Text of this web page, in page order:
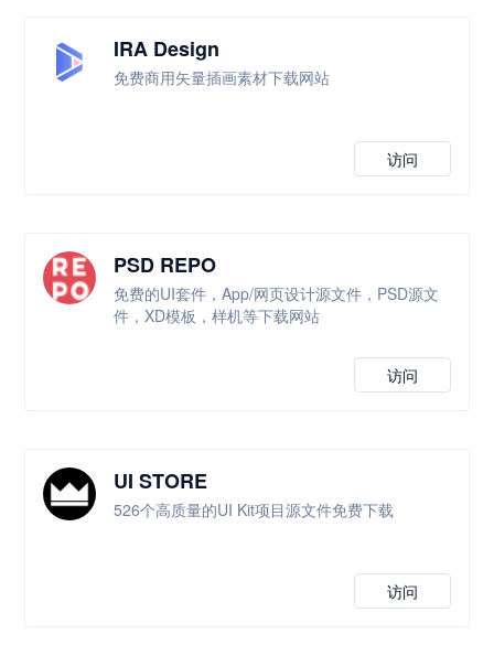
IRA Design
免费商用矢量插画素材下载网站
访问
PSD REPO
免费的UI套件，App/网页设计源文件，PSD源文
件，XD模板，样机等下载网站
访问
UI STORE
526个高质量的UI Kit项目源文件免费下载
访问